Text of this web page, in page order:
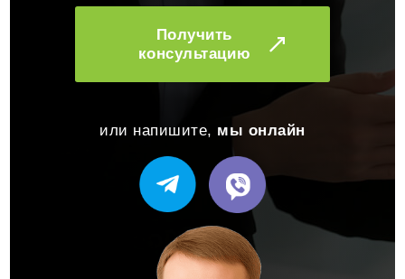
Получить
консультацию
или напишите, мы онлайн